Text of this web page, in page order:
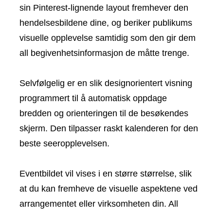
sin Pinterest-lignende layout fremhever den
hendelsesbildene dine, og beriker publikums
visuelle opplevelse samtidig som den gir dem
all begivenhetsinformasjon de måtte trenge.
Selvfølgelig er en slik designorientert visning
programmert til å automatisk oppdage
bredden og orienteringen til de besøkendes
skjerm. Den tilpasser raskt kalenderen for den
beste seeropplevelsen.
Eventbildet vil vises i en større størrelse, slik
at du kan fremheve de visuelle aspektene ved
arrangementet eller virksomheten din. All